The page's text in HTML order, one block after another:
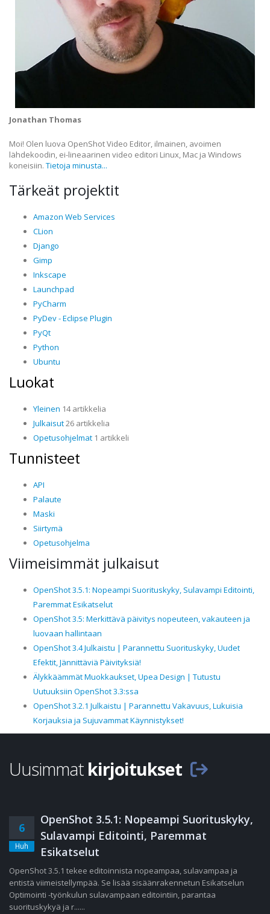
Jonathan Thomas
Moi! Olen luova OpenShot Video Editor, ilmainen, avoimen
lähdekoodin, ei-lineaarinen video editori Linux, Mac ja Windows
koneisiin. Tietoja minusta...
Tärkeät projektit
Amazon Web Services
CLion
Django
Gimp
Inkscape
Launchpad
PyCharm
PyDev - Eclipse Plugin
PyQt
Python
Ubuntu
Luokat
Yleinen 14 artikkelia
Julkaisut26 artikkelia
Opetusohjelmat 1 artikkeli
Tunnisteet
API
Palaute
Maski
Siirtymä
Opetusohjelma
Viimeisimmät julkaisut
OpenShot 3.5.1: Nopeampi Suorituskyky, Sulavampi Editointi,
Paremmat Esikatselut
OpenShot 3.5: Merkittävä päivitys nopeuteen, vakauteen ja
luovaan hallintaan
OpenShot 3.4 Julkaistu | Parannettu Suorituskyky, Uudet
Efektit, Jännittäviä Päivityksiä!
Älykkäämmät Muokkaukset, Upea Design | Tutustu
Uutuuksiin OpenShot 3.3:ssa
OpenShot 3.2.1 Julkaistu | Parannettu Vakavuus, Lukuisia
Korjauksia ja Sujuvammat Käynnistykset!
Uusimmat kirjoitukset
6
Huh
OpenShot 3.5.1: Nopeampi Suorituskyky,
Sulavampi Editointi, Paremmat
Esikatselut
OpenShot 3.5.1 tekee editoinnista nopeampaa, sulavampaa ja
entistä viimeistellympää. Se lisää sisäänrakennetun Esikatselun
Optimointi -työnkulun sulavampaan editointiin, parantaa
suorituskykyä ja r......